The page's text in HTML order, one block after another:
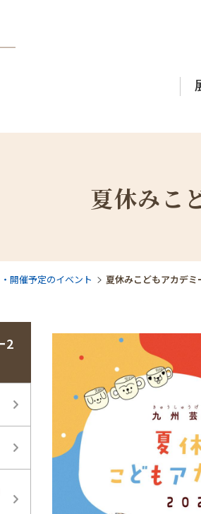
夏休みこ
開催予定のイベント 夏休みこどもアカデ
2